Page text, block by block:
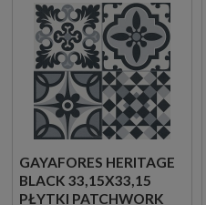
GAYAFORES HERITAGE
BLACK 33,15X33,15
PŁYTKI PATCHWORK